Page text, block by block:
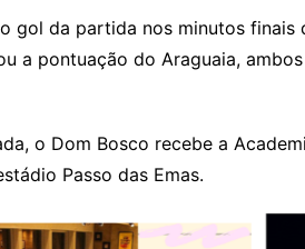
a
m
dI
n
e
Cl
s
sr
gol da partida nos minutos finais
a pontuação do Araguaia,
o Dom Bosco recebe a
Passo das Emas.